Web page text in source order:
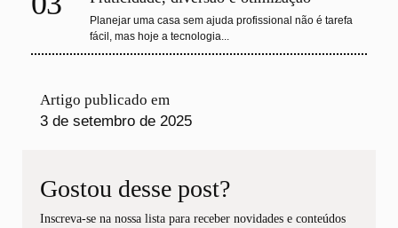
Planejar uma casa sem ajuda profissional não é tarefa
fácil, mas hoje a tecnologia...
Artigo publicado em
3 de setembro de 2025
Gostou desse post?
Inscreva-se na nossa lista para receber novidades e conteúdos